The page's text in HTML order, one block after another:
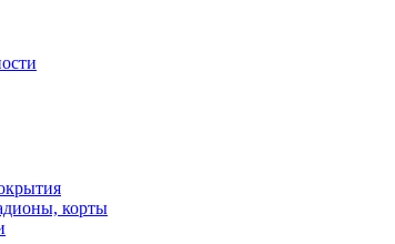
корты